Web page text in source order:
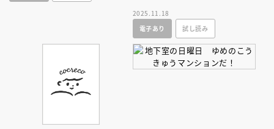
しと知識で学べる図鑑えほんの
登場です！
2025.11.18
電子あり
試し読み